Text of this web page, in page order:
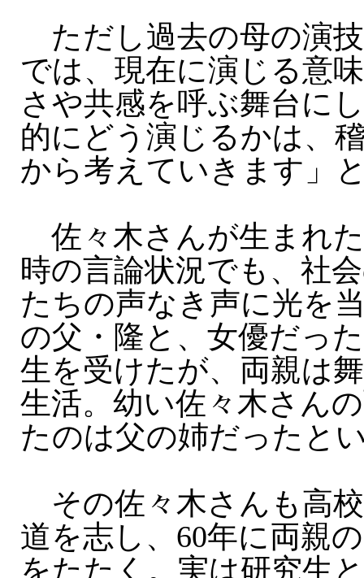
ただし過去の母の演
では、現在に演じる意
さや共感を呼ぶ舞台に
的にどう演じるかは、
から考えていきます」
佐々木さんが生まれ
時の言論状況でも、社
たちの声なき声に光を
の父・隆と、女優だっ
生を受けたが、両親は
生活。幼い佐々木さん
たのは父の姉だったと
その佐々木さんも高
道を志し、60年に両親
をたたく。実は研究生